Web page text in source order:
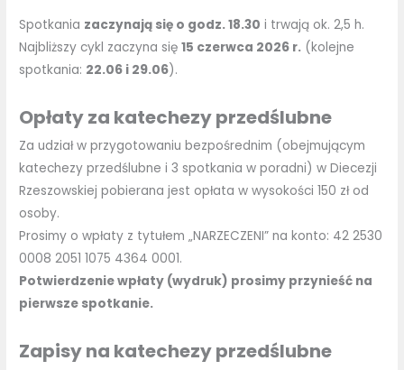
Spotkania zaczynają się o godz. 18.30 i trwają ok. 2,5 h.
Najbliższy cykl zaczyna się15 czerwca 2026 r. (kolejne
spotkania: 22.06 i 29.06).
Opłaty za katechezy przedślubne
Za udział w przygotowaniu bezpośrednim (obejmującym
katechezy przedślubne i 3 spotkania w poradni) w Diecezji
Rzeszowskiej pobierana jest opłata w wysokości 150 zł od
osoby.
Prosimy o wpłaty z tytułem „NARZECZENI” na konto: 42 2530
0008 2051 1075 4364 0001.
Potwierdzenie wpłaty (wydruk) prosimy przynieść na
pierwsze spotkanie.
Zapisy na katechezy przedślubne